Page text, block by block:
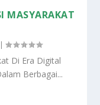
MASYARAKAT
|
Di Era Digital
Berbagai...